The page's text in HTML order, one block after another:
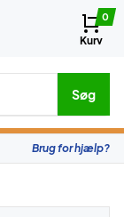
0
Kurv
Søg
Brug for hjælp?